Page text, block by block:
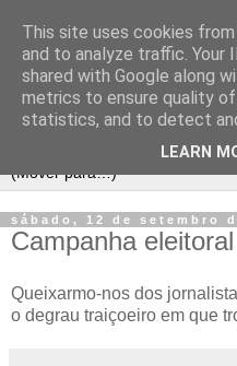
sábado, 12 de setembro
Campanha eleitoral
Queixarmo-nos dos
o degrau traiçoeiro em que
This site uses cookies
and to analyze traffic. Your
shared with Google along
metrics to ensure quality
statistics, and to detect
LEARN